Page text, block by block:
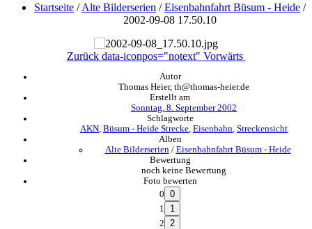
Startseite /Alte Bilderserien /Eisenbahnfahrt Büsum - Heide /
2002-09-08 17.50.10
Zurück data-iconpos="notext" Vorwärts
Autor
Thomas Heier, th@thomas-heier.de
Erstellt am
Sonntag, 8. September 2002
Schlagworte
AKN Büsum - Heide Strecke Eisenbahn Streckensicht
Alben
Alte Bilderserien / Eisenbahnfahrt Büsum - Heide
Bewertung
noch keine Bewertung
Foto bewerten
0
1
2